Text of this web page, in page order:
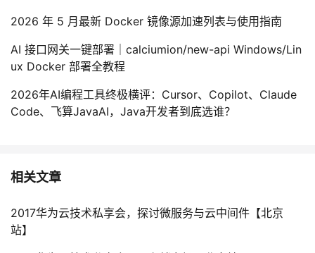
2026 年 5 月最新 Docker 镜像源加速列表与使用指南
AI 接口网关一键部署｜calciumion/new-api Windows/Lin
ux Docker 部署全教程
2026年AI编程工具终极横评：Cursor、Copilot、Claude
Code、飞算JavaAI，Java开发者到底选谁？
相关文章
2017华为云技术私享会，探讨微服务与云中间件【北京
站】